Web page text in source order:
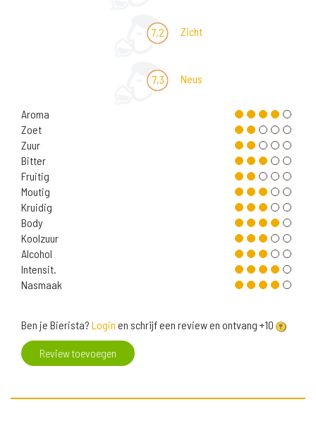
7,2 Zicht
7,3 Neus
Aroma
Zoet
Zuur
Bitter
Fruitig
Moutig
Kruidig
Body
Koolzuur
Alcohol
Intensit.
Nasmaak
Ben je Bierista? Login en schrijf een review en ontvang +10
Review toevoegen